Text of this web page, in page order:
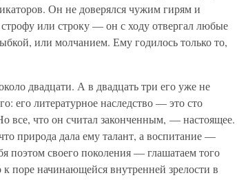
Он не доверялся чужим гирям и
или строку — он с ходу отвергал любые
или молчанием. Ему годилось только то,
двадцати. А в двадцать три его уже не
его литературное наследство — это сто
все, что он считал законченным, — настоящее.
природа дала ему талант, а воспитание —
поэтом своего поколения — глашатаем того
поре начинающейся внутренней зрелости в